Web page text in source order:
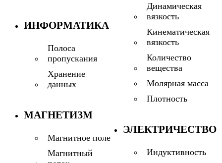
ИНФОРМАТИКА
Полоса
пропускания
Хранение
данных
МАГНЕТИЗМ
Магнитное поле
Магнитный
Динамическая
вязкость
Кинематическая
вязкость
Количество
вещества
Молярная масса
Плотность
ЭЛЕКТРИЧЕСТВО
Индуктивность